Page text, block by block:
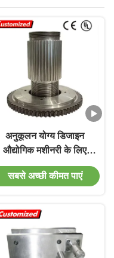
अनुकूलन योग्य डिजाइन
औद्योगिक मशीनरी के लिए
मजबूत बहुमुखी प्रतिभा के
साथ उच्च गुणवत्ता वाली
पिनियन शाफ्ट
सबसे अच्छी कीमत पाएं